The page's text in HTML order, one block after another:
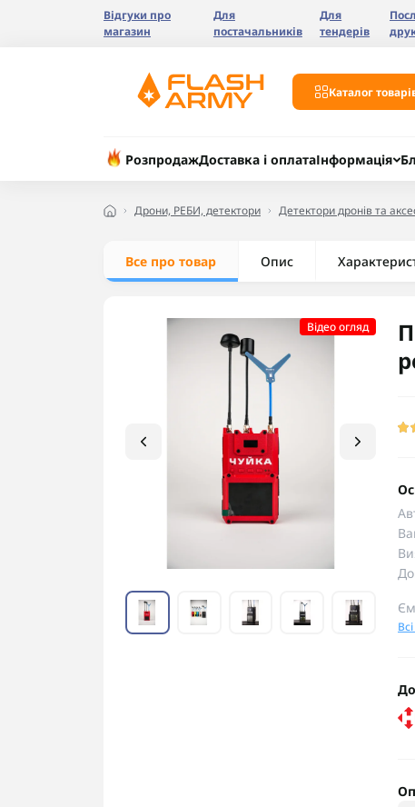
Відгуки про
магазин
Для
постачальників
Для
тендерів
Каталог
РозпродажДоставка і оплатаІнформація
Дрони, РЕБИ, детектори Детектори дронів та
Все про товар Опис
Відео огляд